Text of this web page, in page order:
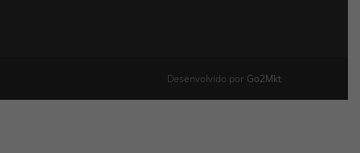
Desenvolvido por Go2Mkt